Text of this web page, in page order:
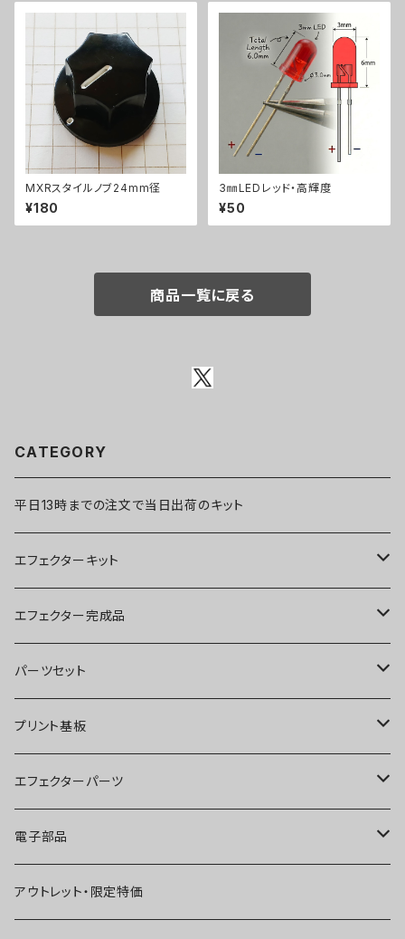
MXRスタイルノブ24mm径
¥180
3㎜LEDレッド・高輝度
¥50
商品一覧に戻る
CATEGORY
平日13時までの注文で当日出荷のキット
エフェクターキット
ブースター
オーバードライブ
ディストーション
ファズ
プリアンプ
空間系
エフェクター完成品
ブースター
オーバードライブ
ディストーション
ファズ
空間系
パーツセット
ブースター
オーバードライブ
ディストーション
ファズ
プリント基板
オーバードライブ
ディストーション
ファズ
エフェクターパーツ
スイッチ
ジャック
電子部品
IC
アウトレット・限定特価